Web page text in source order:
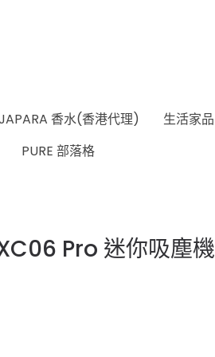
香水(香港代理) 生活家品
PURE 部落格
Pro 迷你吸塵機